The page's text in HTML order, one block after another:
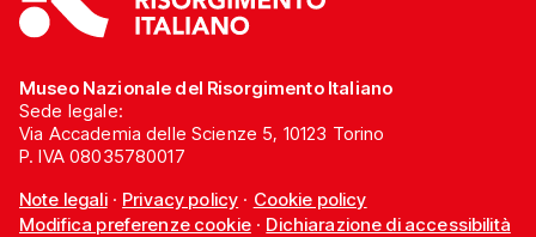
Museo Nazionale del Risorgimento Italiano
Sede legale:
Via Accademia delle Scienze 5, 10123 Torino
P. IVA 08035780017
Note legali· Privacy policy · Cookie policy
Modifica preferenze cookie· Dichiarazione di accessibilità